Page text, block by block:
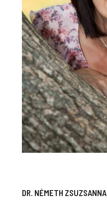
DR. NÉMETH ZSUZSANNA